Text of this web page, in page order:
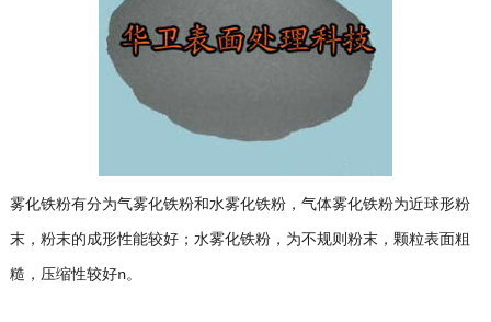
雾化铁粉有分为气雾化铁粉和水雾化铁粉，气体雾化铁粉为近球形粉
末，粉末的成形性能较好；水雾化铁粉，为不规则粉末，颗粒表面粗
糙，压缩性较好n。